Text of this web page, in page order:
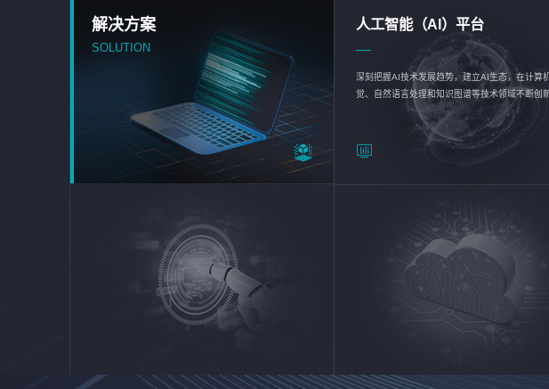
解决方案
SOLUTION
人工智能（AI）平台
深刻把握AI技术发展趋势，建立AI生态，在计算
觉、自然语言处理和知识图谱等技术领域不断创
续优化企业数智化转型加速器—AlphaMind®AI能